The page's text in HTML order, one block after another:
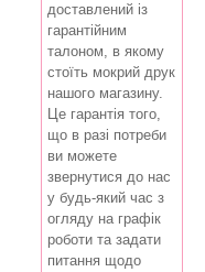
доставлений із
гарантійним
талоном, в якому
стоїть мокрий друк
нашого магазину.
Це гарантія того,
що в разі потреби
ви можете
звернутися до нас
у будь-який час з
огляду на графік
роботи та задати
питання щодо